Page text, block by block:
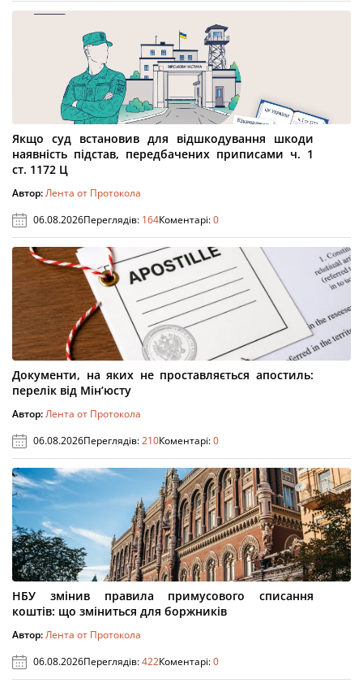
Якщо суд встановив для відшкодування шкоди
наявність підстав, передбачених приписами ч. 1
ст. 1172 Ц
Автор:Лента от Протокола
06.08.2026Переглядів: 164Коментарі:0
Документи, на яких не проставляється апостиль:
перелік від Мін’юсту
Автор:Лента от Протокола
06.08.2026Переглядів:210Коментарі:0
НБУ змінив правила примусового списання
коштів: що зміниться для боржників
Автор:Лента от Протокола
06.08.2026Переглядів:422Коментарі:0